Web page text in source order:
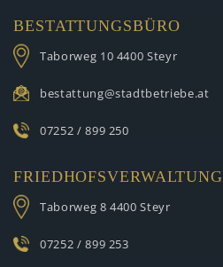
BESTATTUNGSBÜRO
Taborweg 10 4400 Steyr
bestattung@stadtbetriebe.at
07252 / 899 250
FRIEDHOFSVERWALTUNG
Taborweg 8 4400 Steyr
07252 / 899 253